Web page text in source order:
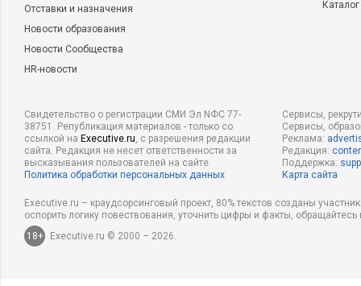
Отставки и назначения
Новости образования
Новости Сообщества
HR-новости
Свидетельство о регистрации СМИ Эл NФС 77-
38751. Републикация материалов - только со
ссылкой на Executive.ru, с разрешения редакции
сайта. Редакция не несет ответственности за
высказывания пользователей на сайте.
Политика обработки персональных данных
Сервисы,
Сервисы,
Реклама:
Редакция:
Поддержка:
Карта сайта
Executive.ru – краудсорсинговый проект, 80% текстов созданы
оспорить логику повествования, уточнить цифры и факты,
18+
Executive.ru © 2000 – 2026.